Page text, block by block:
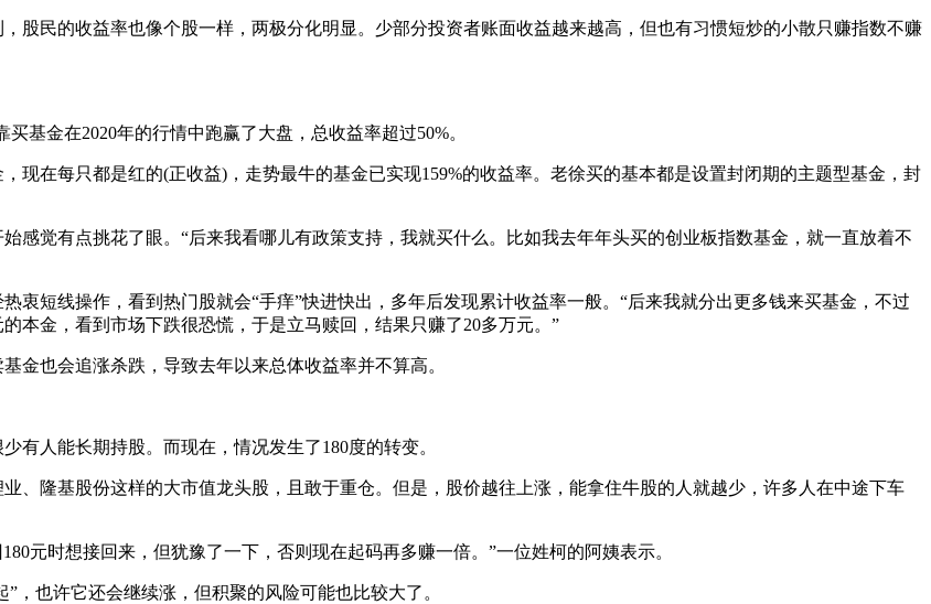
民的收益率也像个股一样，两极分化明显。少部分投资者账面收益越来越高，但也有习惯短炒的小散只赚指数不赚
金在2020年的行情中跑赢了大盘，总收益率超过50%。
在每只都是红的(正收益)，走势最牛的基金已实现159%的收益率。老徐买的基本都是设置封闭期的主题型基金，封
觉有点挑花了眼。“后来我看哪儿有政策支持，我就买什么。比如我去年年头买的创业板指数基金，就一直放着不
短线操作，看到热门股就会“手痒”快进快出，多年后发现累计收益率一般。“后来我就分出更多钱来买基金，不过
本金，看到市场下跌很恐慌，于是立马赎回，结果只赚了20多万元。”
也会追涨杀跌，导致去年以来总体收益率并不算高。
人能长期持股。而现在，情况发生了180度的转变。
隆基股份这样的大市值龙头股，且敢于重仓。但是，股价越往上涨，能拿住牛股的人就越少，许多人在中途下车
时想接回来，但犹豫了一下，否则现在起码再多赚一倍。”一位姓柯的阿姨表示。
也许它还会继续涨，但积聚的风险可能也比较大了。